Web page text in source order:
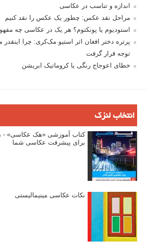
اندازه و تناسب در عکاسی
مراحل نقد عکس: چطور یک عکس را نقد کنیم
استودیوم یا پونکتوم؟ هر یک در عکاسی چه
پرتره دختر افغان اثر استیو مک‌کری: چرا
توجه قرار گرفت
خطای اعوجاج رنگی یا کروماتیک ابریشن
انتخاب لنزک
کتاب آموزشی «هک عکاسی» -
برای پیشرفت عکاسی شما
نکات عکاسی مینیمالیستی